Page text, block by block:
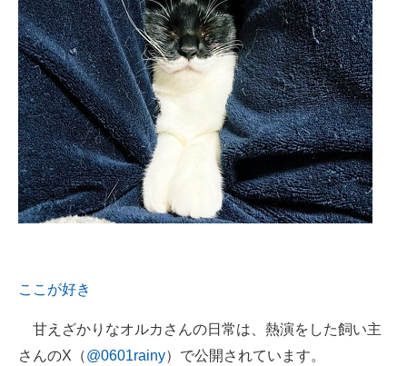
ここが好き
甘えざかりなオルカさんの日常は、熱演をした飼い主
さんのX（@0601rainy）で公開されています。